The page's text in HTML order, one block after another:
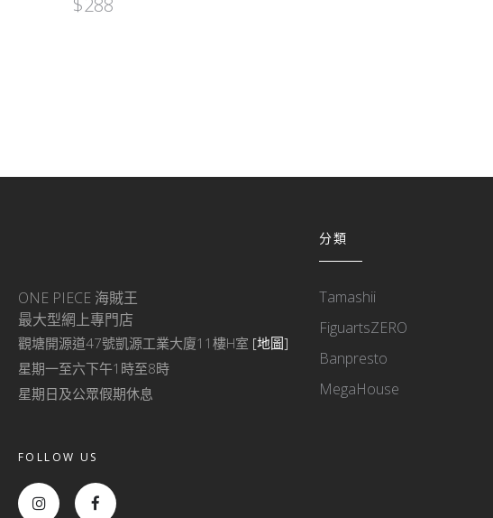
ONE PIECE 海賊王
最大型網上專門店
觀塘開源道47號凱源工業大廈11樓H室 [地圖]
星期一至六下午1時至8時
星期日及公眾假期休息
FOLLOW US
分類
Tamashii
FiguartsZERO
Banpresto
MegaHouse